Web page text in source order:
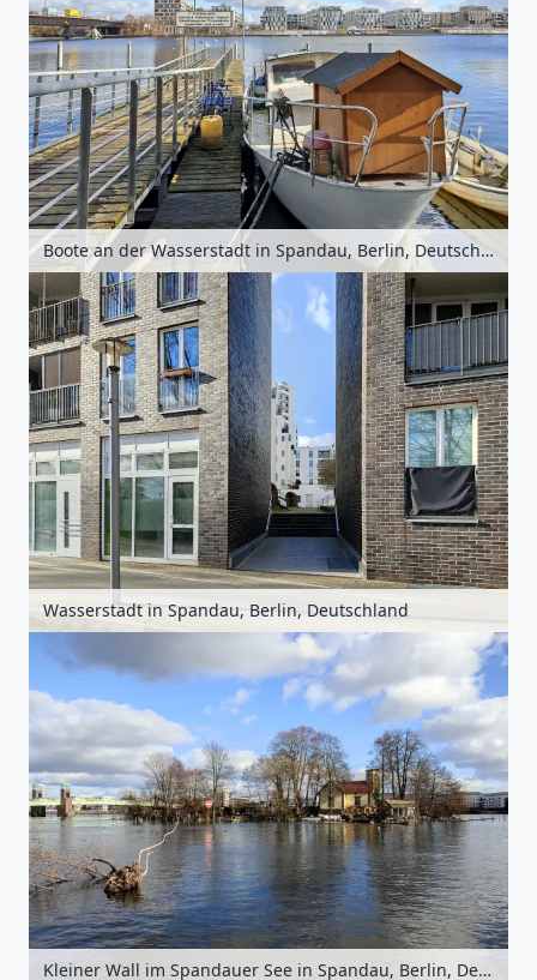
Boote an der Wasserstadt in Spandau, Berlin, Deutschland
Wasserstadt in Spandau, Berlin, Deutschland
Kleiner Wall im Spandauer See in Spandau, Berlin, Deutschland